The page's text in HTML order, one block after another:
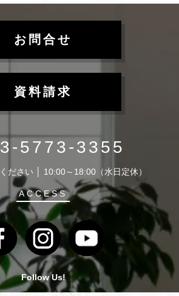
お問合せ
資料請求
5773-3355
ださい │ 10:00～18:00（水日定休）
ACCESS
Follow Us!